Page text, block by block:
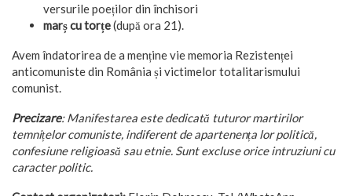
versurile poeților din închisori
marș cu torțe(după ora 21).
Avem îndatorirea de a menține vie memoria Rezistenței
anticomuniste din România și victimelor totalitarismului
comunist.
Precizare: Manifestarea este dedicată tuturor martirilor
temnițelor comuniste, indiferent de apartenența lor politică,
confesiune religioasă sau etnie. Sunt excluse orice intruziuni cu
caracter politic.